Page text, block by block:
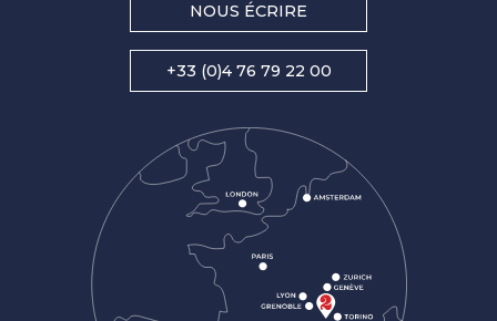
NOUS ÉCRIRE
+33 (0)4 76 79 22 00